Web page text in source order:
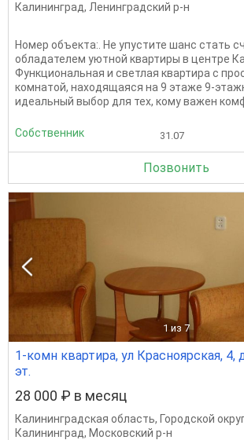
Калининград, Ленинградский р-н
Номер объекта:. Не упустите шанс стать
обладателем уютной квартиры в центре
Функциональная и светлая квартира с
комнатой, находящаяся на 9 этаже 9-
идеальный выбор для тех, кому важен
Собственник 31.07
Позвонить
1 из 7
1-комн квартира, ул Красноярская, 4,
эт.
28 000 ₽ в месяц
Калининградская область, Городской
Калининград, Московский р-н